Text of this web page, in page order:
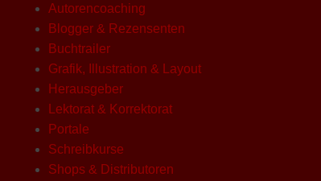
Autorencoaching
Blogger & Rezensenten
Buchtrailer
Grafik, Illustration & Layout
Herausgeber
Lektorat & Korrektorat
Portale
Schreibkurse
Shops & Distributoren